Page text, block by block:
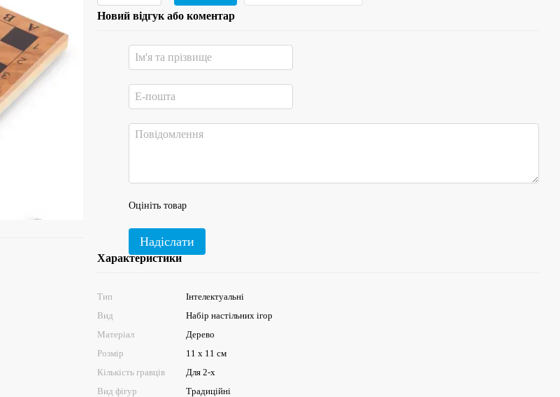
Новий відгук або коментар
Оцініть товар
Надіслати
Характеристики
Тип
Інтелектуальні
Вид
Набір настільних ігор
Матеріал
Дерево
Розмір
11 х 11 см
Кількість гравців
Для 2-х
Вид фігур
Традиційні